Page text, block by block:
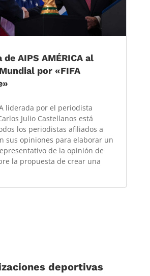
AIPS AMÉRICA al
por «FIFA
liderada por el periodista
Julio Castellanos está
los periodistas afiliados a
sus opiniones para elaborar un
de la opinión de
la propuesta de crear una
deportivas